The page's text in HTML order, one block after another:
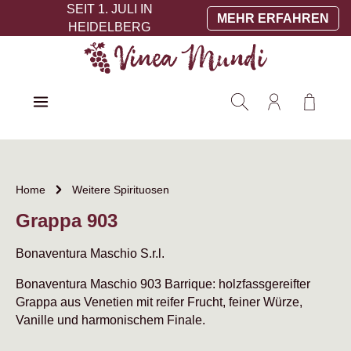
Zum Hauptinhalt springen
SEIT 1. JULI IN
HEIDELBERG
MEHR ERFAHREN
Home Weitere Spirituosen
Grappa 903
Bonaventura Maschio S.r.l.
Bonaventura Maschio 903 Barrique: holzfassgereifter
Grappa aus Venetien mit reifer Frucht, feiner Würze,
Vanille und harmonischem Finale.